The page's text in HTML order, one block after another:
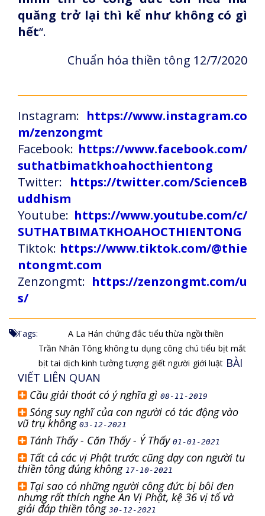
quăng trở lại thì kể như không có gì
hết“.
Chuẩn hóa thiền tông 12/7/2020
Instagram: https://www.instagram.co
m/zenzongmt
Facebook: https://www.facebook.com/
suthatbimatkhoahocthientong
Twitter: https://twitter.com/ScienceB
uddhism
Youtube: https://www.youtube.com/c/
SUTHATBIMATKHOAHOCTHIENTONG
Tiktok: https://www.tiktok.com/@thie
ntongmt.com
Zenzongmt: https://zenzongmt.com/u
s/
Tags: A La Hán chứng đắc tiểu thừa ngồi thiền
Trần Nhân Tông không tu dụng công chú tiểu bịt mắt
bịt tai dịch kinh tưởng tượng giết người giới luật BÀI
VIẾT LIÊN QUAN
Cầu giải thoát có ý nghĩa gì 08-11-2019
Sóng suy nghĩ của con người có tác động vào
vũ trụ không 03-12-2021
Tánh Thấy - Căn Thấy - Ý Thấy 01-01-2021
Tất cả các vị Phật trước cũng dạy con người tu
thiền tông đúng không 17-10-2021
Tại sao có những người công đức bị bôi đen
nhưng rất thích nghe An Vị Phật, kệ 36 vị tổ và
giải đáp thiền tông 30-12-2021